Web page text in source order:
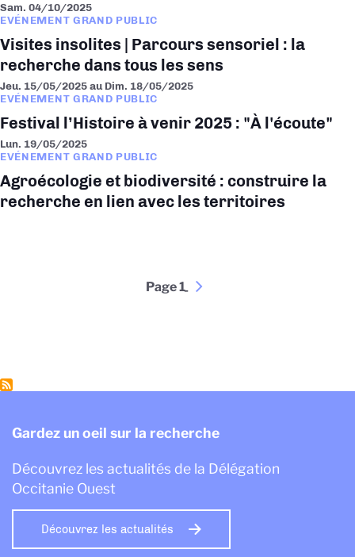
Sam. 04/10/2025
EVÉNEMENT GRAND PUBLIC
Visites insolites | Parcours sensoriel : la
recherche dans tous les sens
Jeu. 15/05/2025au Dim. 18/05/2025
EVÉNEMENT GRAND PUBLIC
Festival l’Histoire à venir 2025 : "À l'écoute"
Lun. 19/05/2025
EVÉNEMENT GRAND PUBLIC
Agroécologie et biodiversité : construire la
recherche en lien avec les territoires
Page 1
Page
››
Gardez un oeil sur la recherche
Découvrez les actualités de la Délégation
Occitanie Ouest
Découvrez les actualités